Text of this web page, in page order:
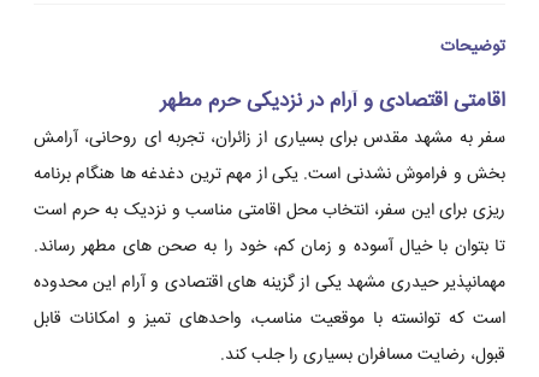
توضیحات
اقامتی اقتصادی و آرام در نزدیکی حرم مطهر
سفر به مشهد مقدس برای بسیاری از زائران، تجربه ای روحانی، آرامش
بخش و فراموش نشدنی است. یکی از مهم ترین دغدغه ها هنگام برنامه
ریزی برای این سفر، انتخاب محل اقامتی مناسب و نزدیک به حرم است
تا بتوان با خیال آسوده و زمان کم، خود را به صحن های مطهر رساند.
مهمانپذیر حیدری مشهد یکی از گزینه های اقتصادی و آرام این محدوده
است که توانسته با موقعیت مناسب، واحدهای تمیز و امکانات قابل
قبول، رضایت مسافران بسیاری را جلب کند.